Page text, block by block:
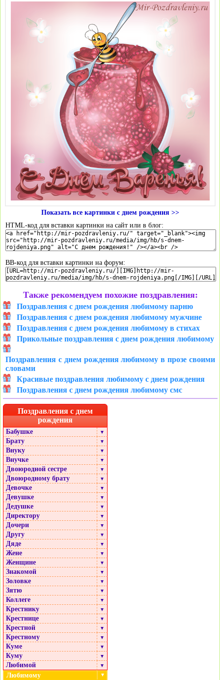
Показать все картинки с днем рождения >>
HTML-код для вставки картинки на сайт или в блог:
BB-код для вставки картинки на форум:
Также рекомендуем похожие поздравления:
Поздравления с днем рождения любимому парню
Поздравления с днем рождения любимому мужчине
Поздравления с днем рождения любимому в стихах
Прикольные поздравления с днем рождения любимому
Поздравления с днем рождения любимому в прозе своими
словами
Красивые поздравления любимому с днем рождения
Поздравления с днем рождения любимому смс
Поздравления с днем
рождения
Бабушке ▼
Брату ▼
Внуку ▼
Внучке ▼
Двоюродной сестре ▼
Двоюродному брату ▼
Девочке ▼
Девушке ▼
Дедушке ▼
Директору ▼
Дочери ▼
Другу ▼
Дяде ▼
Жене ▼
Женщине ▼
Знакомой ▼
Золовке ▼
Зятю ▼
Коллеге ▼
Крестнику ▼
Крестнице ▼
Крестной ▼
Крестному ▼
Куме ▼
Куму ▼
Любимой ▼
Любимому ▼